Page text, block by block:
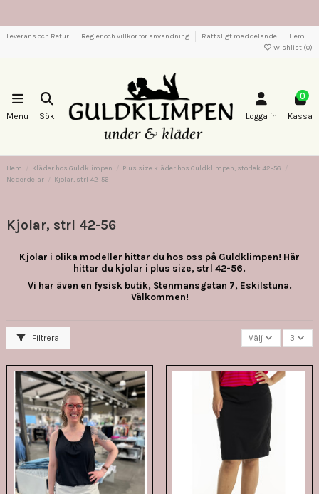
Leverans och Retur Regler och villkor för användning Rättsligt meddelande
Hem
Wishlist (0)
Menu Sök Logga in
0
Kassa
Hem Kläder hos Guldklimpen
Plus size kläder hos Guldklimpen, storlek 42-56
Nederdelar
Kjolar, strl 42-56
Kjolar, strl 42-56
Kjolar i olika modeller hittar du hos oss på Guldklimpen! Här
hittar du kjolar i plus size, strl 42-56.
Vi har även en fysisk butik, Stenmansgatan 7, Eskilstuna.
Välkommen!
Filtrera Välj 3